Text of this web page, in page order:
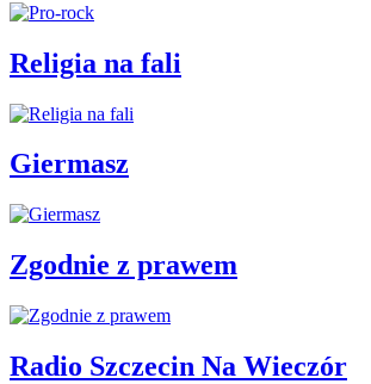
Religia na fali
Giermasz
Zgodnie z prawem
Radio Szczecin Na Wieczór